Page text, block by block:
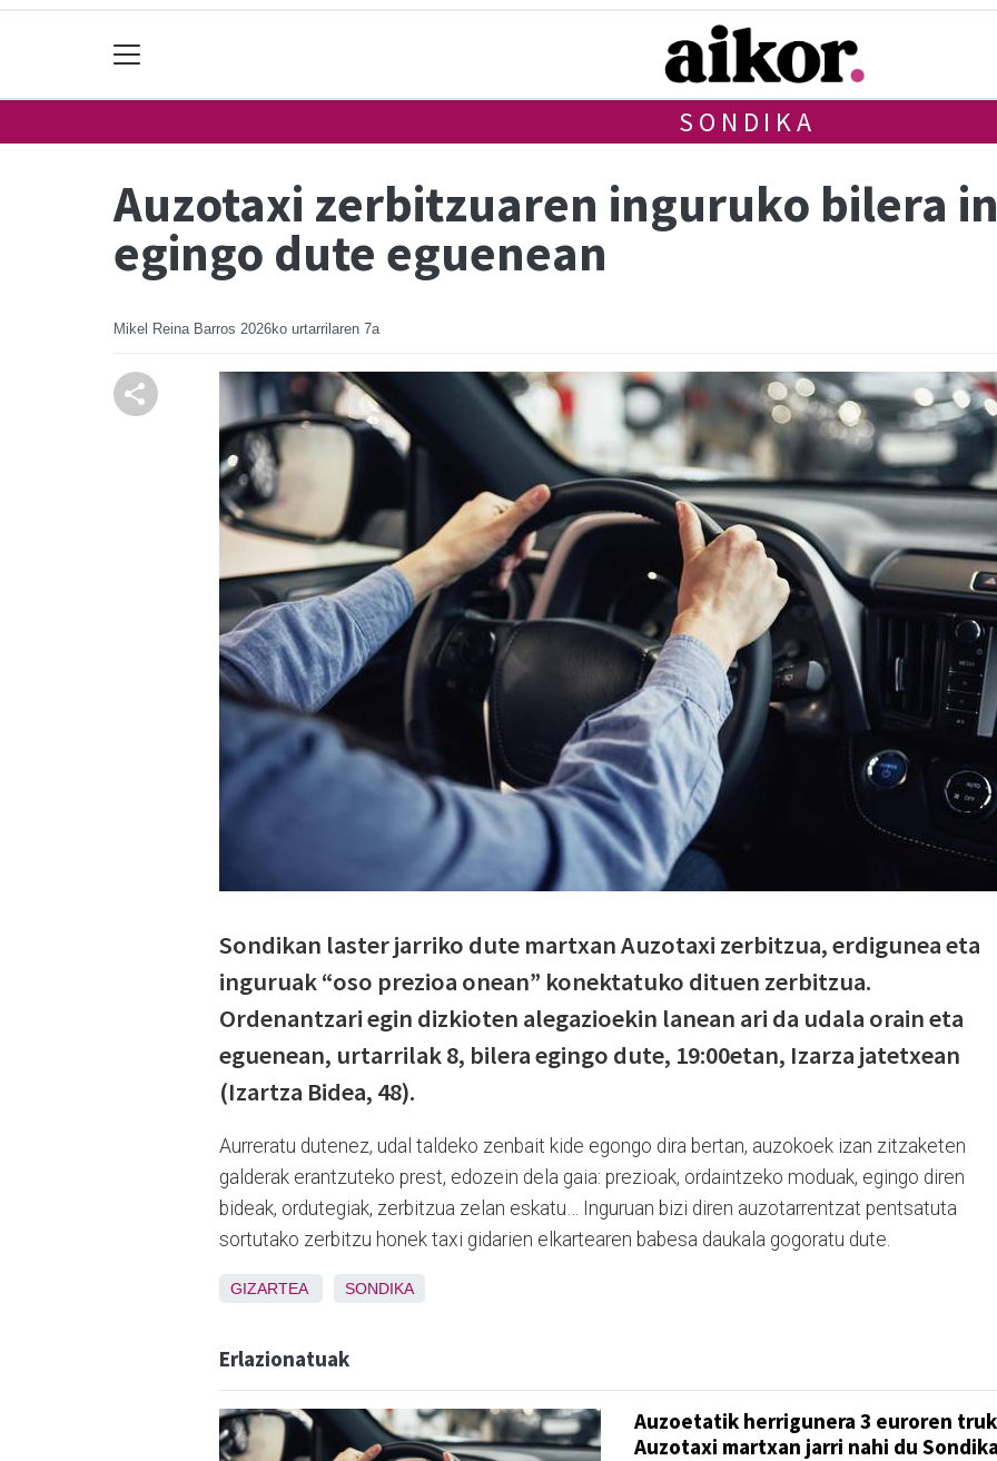
SONDIKA
Auzotaxi zerbitzuaren inguruko bilera
egingo dute eguenean
Mikel Reina Barros 2026ko urtarrilaren 7a
Sondikan laster jarriko dute martxan Auzotaxi zerbitzua, erdigunea eta
inguruak “oso prezioa onean” konektatuko dituen zerbitzua.
Ordenantzari egin dizkioten alegazioekin lanean ari da udala orain eta
eguenean, urtarrilak 8, bilera egingo dute, 19:00etan, Izarza jatetxean
(Izartza Bidea, 48).
Aurreratu dutenez, udal taldeko zenbait kide egongo dira bertan, auzokoek izan zitzaketen
galderak erantzuteko prest, edozein dela gaia: prezioak, ordaintzeko moduak, egingo diren
bideak, ordutegiak, zerbitzua zelan eskatu… Inguruan bizi diren auzotarrentzat pentsatuta
sortutako zerbitzu honek taxi gidarien elkartearen babesa daukala gogoratu dute.
GIZARTEA SONDIKA
Erlazionatuak
Auzoetatik herrigunera 3 euroren
Auzotaxi martxan jarri nahi du